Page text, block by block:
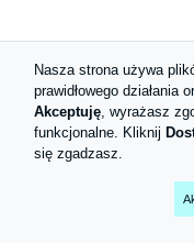
Nasza strona używa
prawidłowego działania
Akceptuję, wyrażasz
funkcjonalne. Kliknij
się zgadzasz.